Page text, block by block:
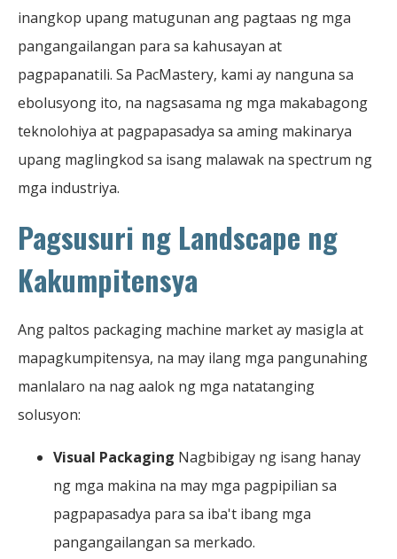
inangkop upang matugunan ang pagtaas ng mga
pangangailangan para sa kahusayan at
pagpapanatili. Sa PacMastery, kami ay nanguna sa
ebolusyong ito, na nagsasama ng mga makabagong
teknolohiya at pagpapasadya sa aming makinarya
upang maglingkod sa isang malawak na spectrum ng
mga industriya.
Pagsusuri ng Landscape ng
Kakumpitensya
Ang paltos packaging machine market ay masigla at
mapagkumpitensya, na may ilang mga pangunahing
manlalaro na nag aalok ng mga natatanging
solusyon:
Visual Packaging Nagbibigay ng isang hanay
ng mga makina na may mga pagpipilian sa
pagpapasadya para sa iba't ibang mga
pangangailangan sa merkado.